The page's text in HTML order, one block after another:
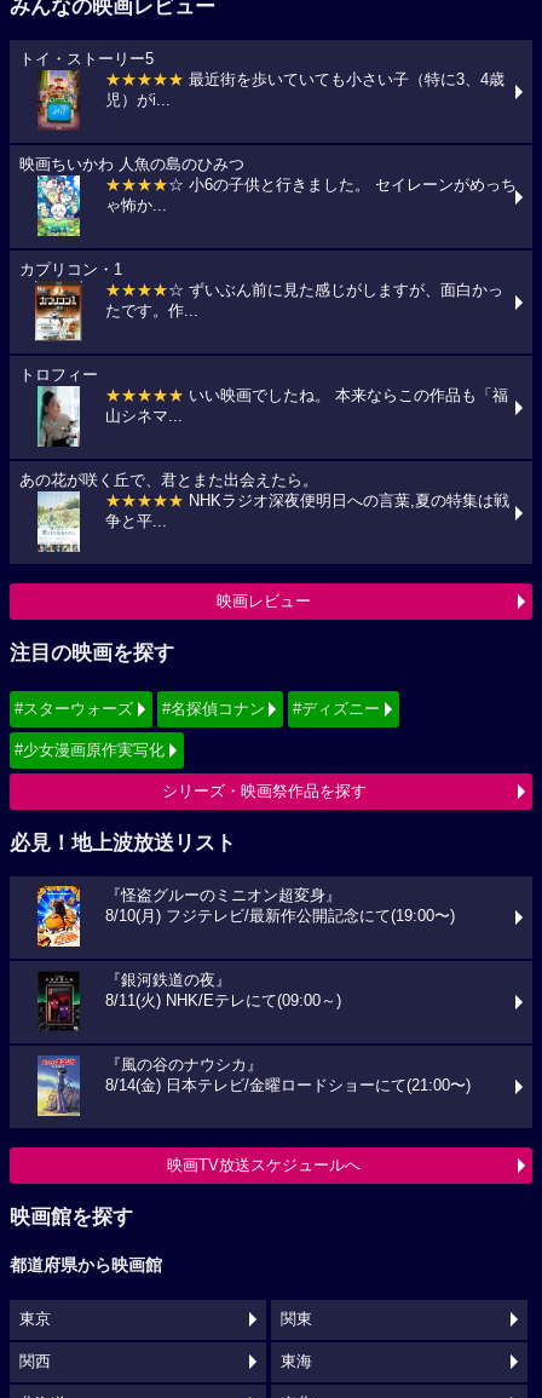
みんなの映画レビュー
トイ・ストーリー5
★★★★★ 最近街を歩いていても小さい子（特に3、4歳
児）がi...
映画ちいかわ 人魚の島のひみつ
★★★★☆ 小6の子供と行きました。 セイレーンがめっち
ゃ怖か...
カプリコン・1
★★★★☆ ずいぶん前に見た感じがしますが、面白かっ
たです。作...
トロフィー
★★★★★ いい映画でしたね。 本来ならこの作品も「福
山シネマ...
あの花が咲く丘で、君とまた出会えたら。
★★★★★ NHKラジオ深夜便明日への言葉,夏の特集は戦
争と平...
映画レビュー
注目の映画を探す
#スターウォーズ #名探偵コナン #ディズニー
#少女漫画原作実写化
シリーズ・映画祭作品を探す
必見！地上波放送リスト
『怪盗グルーのミニオン超変身』
8/10(月) フジテレビ/最新作公開記念にて(19:00〜)
『銀河鉄道の夜』
8/11(火) NHK/Eテレにて(09:00～)
『風の谷のナウシカ』
8/14(金) 日本テレビ/金曜ロードショーにて(21:00〜)
映画TV放送スケジュールへ
映画館を探す
都道府県から映画館
東京 関東
関西 東海